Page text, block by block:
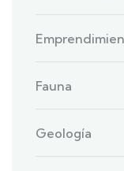
Fauna
Geología